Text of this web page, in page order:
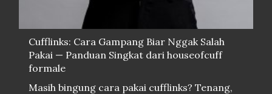
Cufflinks: Cara Gampang Biar Nggak Salah
Pakai — Panduan Singkat dari houseofcuff
formale
Masih bingung cara pakai cufflinks? Tenang,